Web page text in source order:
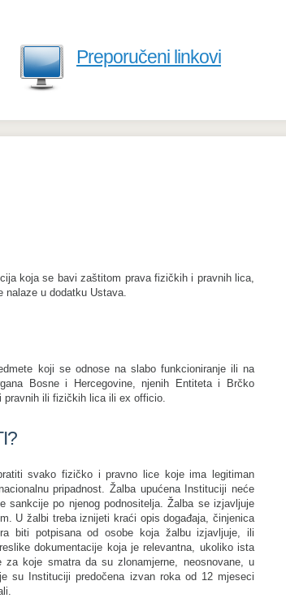
Preporučeni linkovi
koja se bavi zaštitom prava fizičkih i pravnih lica,
nalaze u dodatku Ustava.
koji se odnose na slabo funkcioniranje ili na
Bosne i Hercegovine, njenih Entiteta i Brčko
pravnih ili fizičkih lica ili ex officio.
svako fizičko i pravno lice koje ima legitiman
pripadnost. Žalba upućena Instituciji neće
po njenog podnositelja. Žalba se izjavljuje
U žalbi treba iznijeti kraći opis događaja, činjenica
biti potpisana od osobe koja žalbu izjavljuje, ili
dokumentacije koja je relevantna, ukoliko ista
koje smatra da su zlonamjerne, neosnovane, u
su Instituciji predočena izvan roka od 12 mjeseci